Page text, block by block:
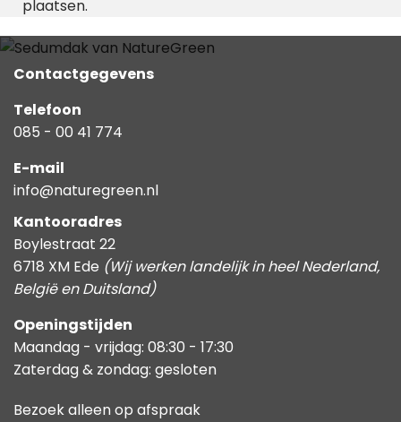
plaatsen.
Contactgegevens
Telefoon
085 - 00 41 774
E-mail
info@naturegreen.nl
Kantooradres
Boylestraat 22
6718 XM Ede (Wij werken landelijk in heel Nederland,
België en Duitsland)
Openingstijden
Maandag - vrijdag: 08:30 - 17:30
Zaterdag & zondag: gesloten
Bezoek alleen op afspraak